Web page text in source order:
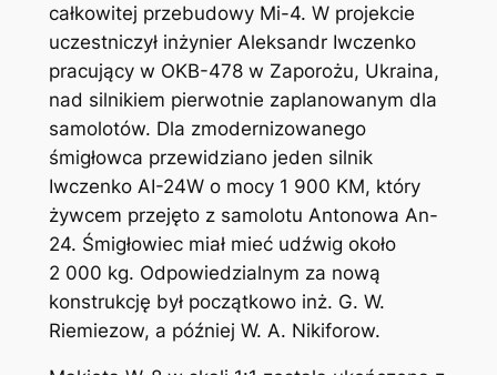
całkowitej przebudowy Mi-4. W projekcie
uczestniczył inżynier Aleksandr Iwczenko
pracujący w OKB-478 w Zaporożu, Ukraina,
nad silnikiem pierwotnie zaplanowanym dla
samolotów. Dla zmodernizowanego
śmigłowca przewidziano jeden silnik
Iwczenko AI-24W o mocy 1 900 KM, który
żywcem przejęto z samolotu Antonowa An-
24. Śmigłowiec miał mieć udźwig około
2 000 kg. Odpowiedzialnym za nową
konstrukcję był początkowo inż. G. W.
Riemiezow, a później W. A. Nikiforow.